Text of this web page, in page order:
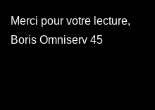
Merci pour votre lecture,
Boris Omniserv 45